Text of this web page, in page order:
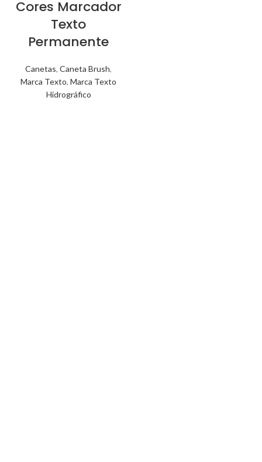
Cores Marcador
Texto
Permanente
Canetas, Caneta Brush,
Marca Texto, Marca Texto
Hidrográfico